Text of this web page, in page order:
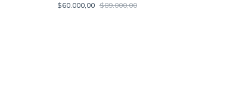
$60.000,00 $89.000,00